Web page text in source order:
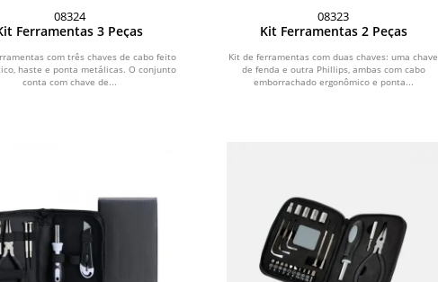
08324
Ferramentas 3 Peças
com três chaves de cabo feito
haste e ponta metálicas. O conjunto
conta com chave de...
08323
Kit Ferramentas 2 Peças
Kit de ferramentas com duas chaves: uma chave
de fenda e outra Phillips, ambas com cabo
emborrachado ergonômico e ponta...